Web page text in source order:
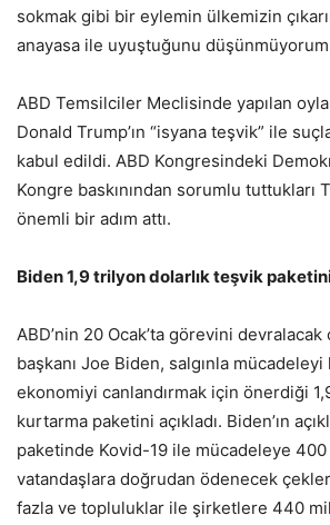
sokmak gibi bir eylemin ülkemizin
anayasa ile uyuştuğunu
ABD Temsilciler Meclisinde yapılan
Donald Trump’ın “isyana teşvik” ile
kabul edildi. ABD Kongresindeki
Kongre baskınından sorumlu tuttukları
önemli bir adım attı.
Biden 1,9 trilyon dolarlık teşvik paketini
ABD’nin 20 Ocak’ta görevini
başkanı Joe Biden, salgınla mücadeleyi
ekonomiyi canlandırmak için önerdiği
kurtarma paketini açıkladı. Biden’ın
paketinde Kovid-19 ile mücadeleye
vatandaşlara doğrudan ödenecek
fazla ve topluluklar ile şirketlere 440